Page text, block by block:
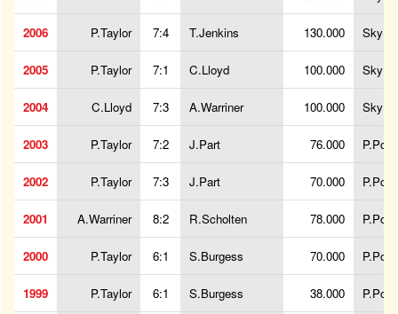
2006 P.Taylor 7:4 T.Jenkins 130.000
2005 P.Taylor 7:1 C.Lloyd 100.000
2004 C.Lloyd 7:3 A.Warriner 100.000
2003 P.Taylor 7:2 J.Part 76.000
2002 P.Taylor 7:3 J.Part 70.000
2001 A.Warriner 8:2 R.Scholten 78.000
2000 P.Taylor 6:1 S.Burgess 70.000
1999 P.Taylor 6:1 S.Burgess 38.000